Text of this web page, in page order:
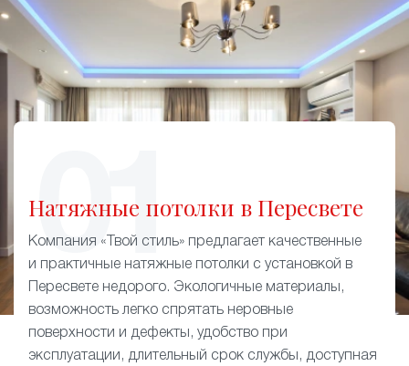
Натяжные потолки в Пересвете
Компания «Твой стиль» предлагает качественные
и практичные натяжные потолки с установкой в
Пересвете недорого. Экологичные материалы,
возможность легко спрятать неровные
поверхности и дефекты, удобство при
эксплуатации, длительный срок службы, доступная